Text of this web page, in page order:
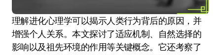
理解进化心理学可以揭示人类行为背后的原因，并
增强个人关系。本文探讨了适应机制、自然选择的
影响以及祖先环境的作用等关键概念。它还考察了